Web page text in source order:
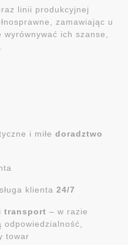
linii produkcyjnej
zamawiając u
ich szanse,
i miłe doradztwo
klienta 24/7
transport – w razie
odpowiedzialność,
towar